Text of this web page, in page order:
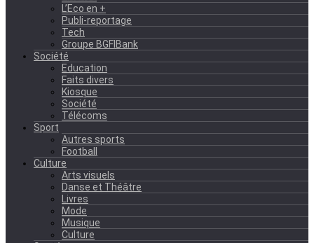
L’Eco en +
Publi-reportage
Tech
Groupe BGFIBank
Société
Education
Faits divers
Kiosque
Société
Télécoms
Sport
Autres sports
Football
Culture
Arts visuels
Danse et Théâtre
Livres
Mode
Musique
Culture